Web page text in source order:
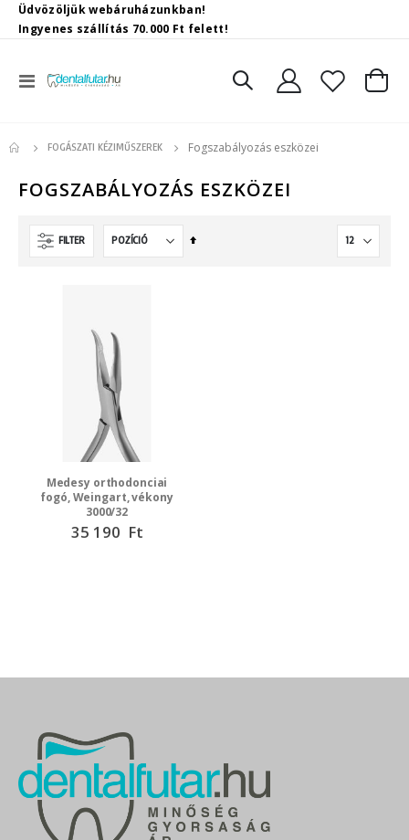
Üdvözöljük webáruházunkban!
Ingyenes szállítás 70.000 Ft felett!
Toggle
Kosár
FOGÁSZATI KÉZIMŰSZEREK Fogszabályozás eszközei
FOGSZABÁLYOZÁS ESZKÖZEI
FILTER
Csökkenő
Medesy orthodonciai
fogó, Weingart, vékony
3000/32
35 190 Ft